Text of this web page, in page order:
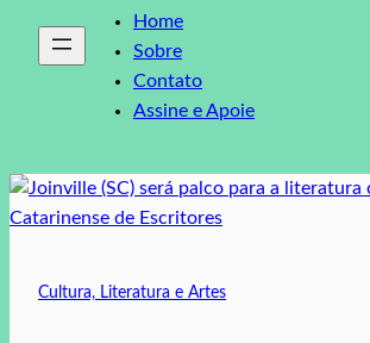
Home
Sobre
Contato
Assine e Apoie
Cultura, Literatura e Artes